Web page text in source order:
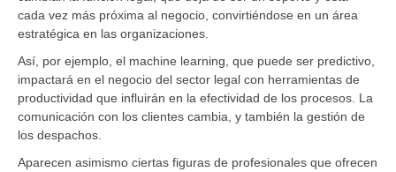
cada vez más próxima al negocio, convirtiéndose en un área
estratégica en las organizaciones.
Así, por ejemplo, el machine learning, que puede ser predictivo,
impactará en el negocio del sector legal con herramientas de
productividad que influirán en la efectividad de los procesos. La
comunicación con los clientes cambia, y también la gestión de
los despachos.
Aparecen asimismo ciertas figuras de profesionales que ofrecen